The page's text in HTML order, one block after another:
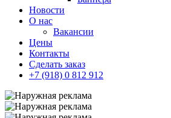
Новости
О нас
Вакансии
Цены
Контакты
Сделать заказ
+7 (918) 0 812 912